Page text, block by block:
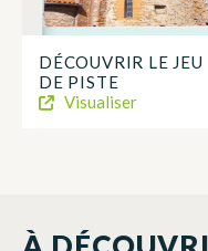
DÉCOUVRIR LE JEU
DE PISTE
Visualiser